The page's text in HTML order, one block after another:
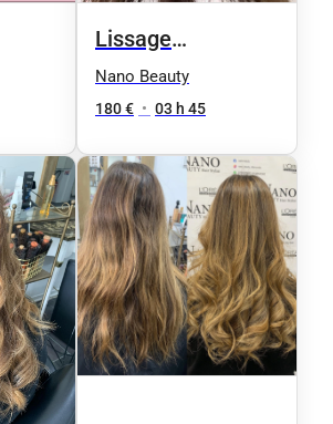
Lissage
bresilien/Indien/Tanin/
cheveux longs
Nano Beauty
180 € • 03 h 45